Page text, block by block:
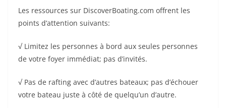
Les ressources sur DiscoverBoating.com offrent les
points d’attention suivants:
√ Limitez les personnes à bord aux seules personnes
de votre foyer immédiat; pas d’invités.
√ Pas de rafting avec d’autres bateaux; pas d’échouer
votre bateau juste à côté de quelqu’un d’autre.